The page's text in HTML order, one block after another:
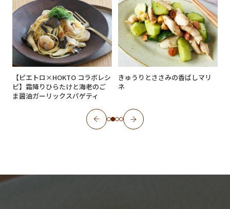
【ピエトロ×HOKTO コラボレシ
ピ】霜降りひらたけと海老のご
ま醤油ガーリックスパゲティ
きゅうりとささみの香ばしマリ
ネ